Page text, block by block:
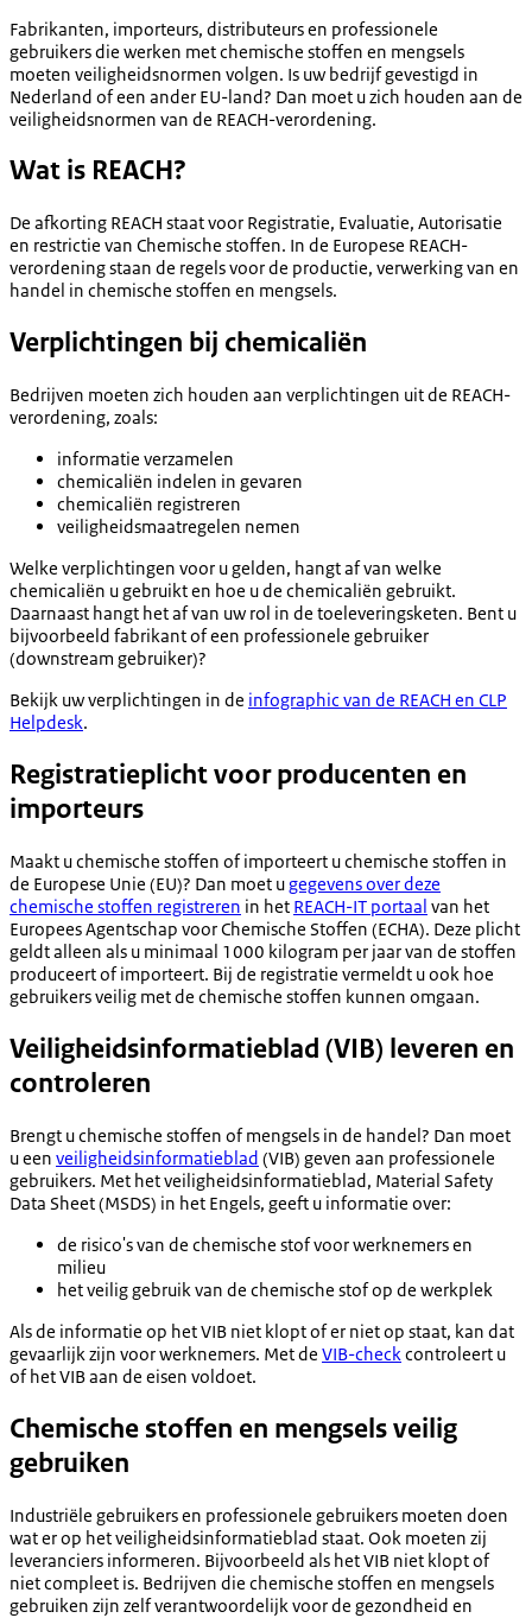
Fabrikanten, importeurs, distributeurs en professionele
gebruikers die werken met chemische stoffen en mengsels
moeten veiligheidsnormen volgen. Is uw bedrijf gevestigd in
Nederland of een ander EU-land? Dan moet u zich houden aan de
veiligheidsnormen van de REACH-verordening.
Wat is REACH?
De afkorting REACH staat voor Registratie, Evaluatie, Autorisatie
en restrictie van Chemische stoffen. In de Europese REACH-
verordening staan de regels voor de productie, verwerking van en
handel in chemische stoffen en mengsels.
Verplichtingen bij chemicaliën
Bedrijven moeten zich houden aan verplichtingen uit de REACH-
verordening, zoals:
informatie verzamelen
chemicaliën indelen in gevaren
chemicaliën registreren
veiligheidsmaatregelen nemen
Welke verplichtingen voor u gelden, hangt af van welke
chemicaliën u gebruikt en hoe u de chemicaliën gebruikt.
Daarnaast hangt het af van uw rol in de toeleveringsketen. Bent u
bijvoorbeeld fabrikant of een professionele gebruiker
(downstream gebruiker)?
Bekijk uw verplichtingen in de infographic van de REACH en CLP
Helpdesk.
Registratieplicht voor producenten en
importeurs
Maakt u chemische stoffen of importeert u chemische stoffen in
de Europese Unie (EU)? Dan moet ugegevens over deze
chemische stoffen registreren in het REACH-IT portaal van het
Europees Agentschap voor Chemische Stoffen (ECHA). Deze plicht
geldt alleen als u minimaal 1000 kilogram per jaar van de stoffen
produceert of importeert. Bij de registratie vermeldt u ook hoe
gebruikers veilig met de chemische stoffen kunnen omgaan.
Veiligheidsinformatieblad (VIB) leveren en
controleren
Brengt u chemische stoffen of mengsels in de handel? Dan moet
u een veiligheidsinformatieblad (VIB) geven aan professionele
gebruikers. Met het veiligheidsinformatieblad, Material Safety
Data Sheet (MSDS) in het Engels, geeft u informatie over:
de risico's van de chemische stof voor werknemers en
milieu
het veilig gebruik van de chemische stof op de werkplek
Als de informatie op het VIB niet klopt of er niet op staat, kan dat
gevaarlijk zijn voor werknemers. Met de VIB-check controleert u
of het VIB aan de eisen voldoet.
Chemische stoffen en mengsels veilig
gebruiken
Industriële gebruikers en professionele gebruikers moeten doen
wat er op het veiligheidsinformatieblad staat. Ook moeten zij
leveranciers informeren. Bijvoorbeeld als het VIB niet klopt of
niet compleet is. Bedrijven die chemische stoffen en mengsels
gebruiken zijn zelf verantwoordelijk voor de gezondheid en